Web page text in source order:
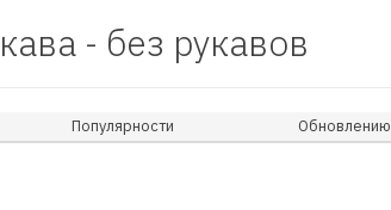
- без рукавов
Популярности Обновлению